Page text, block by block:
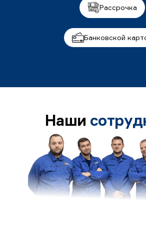
Рассрочка
Банковской
Наши